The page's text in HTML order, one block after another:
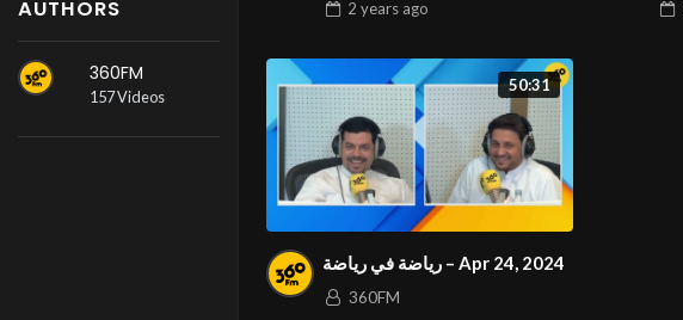
AUTHORS
360FM
157 Videos
2 years ago
50:31
رياضة في رياضة – Apr 24, 2024
360FM